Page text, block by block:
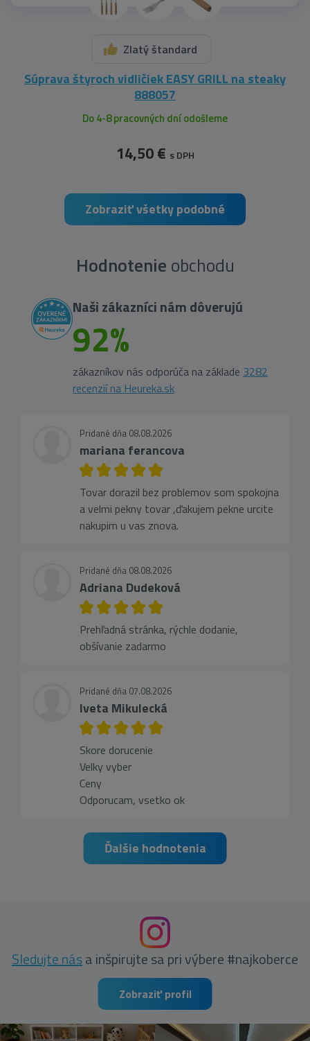
Zlatý štandard
Súprava štyroch vidličiek EASY GRILL na steaky
888057
Do 4-8 pracovných dní odošleme
14,50 € s DPH
Zobraziť všetky podobné
Hodnotenie obchodu
Naši zákazníci nám dôverujú
92%
zákazníkov nás odporúča na základe 3282
recenzií na Heureka.sk
Pridané dňa 08.08.2026
mariana ferancova
Tovar dorazil bez problemov som spokojna
a velmi pekny tovar ,ďakujem pekne urcite
nakupim u vas znova.
Pridané dňa 08.08.2026
Adriana Dudeková
Prehľadná stránka, rýchle dodanie,
obšívanie zadarmo
Pridané dňa 07.08.2026
Iveta Mikulecká
Skore dorucenie
Velky vyber
Ceny
Odporucam, vsetko ok
Ďalšie hodnotenia
Sledujte nása inšpirujte sa pri výbere #najkoberce
Zobraziť profil